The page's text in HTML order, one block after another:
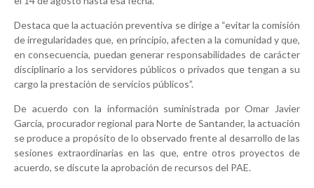
Destaca que la actuación preventiva se dirige a “evitar la comisión
de irregularidades que, en principio, afecten a la comunidad y que,
en consecuencia, puedan generar responsabilidades de carácter
disciplinario a los servidores públicos o privados que tengan a su
cargo la prestación de servicios públicos”.
De acuerdo con la información suministrada por Omar Javier
García, procurador regional para Norte de Santander, la actuación
se produce a propósito de lo observado frente al desarrollo de las
sesiones extraordinarias en las que, entre otros proyectos de
acuerdo, se discute la aprobación de recursos del PAE.